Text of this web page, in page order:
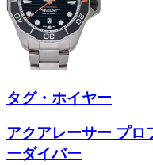
タグ・ホイヤー
アクアレーサー プロ
ーダイバー